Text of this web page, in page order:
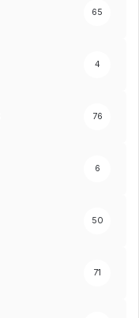
65
4
76
6
50
71